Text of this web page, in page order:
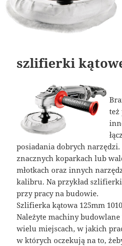
szlifierki
też
posiadania dobrych
znacznych koparkach lub
młotkach oraz innych
kalibru. Na przykład
przy pracy na budowie.
Szlifierka kątowa 125mm
Należyte machiny
wielu miejscach, w jakich
w których oczekują na to,